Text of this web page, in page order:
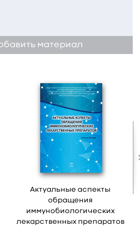
материал
Актуальные аспекты
обращения
иммунобиологических
лекарственных препаратов